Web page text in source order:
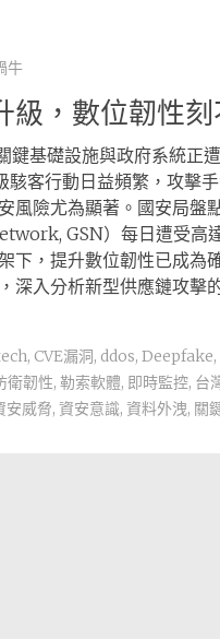
牛
級，數位韌性
基礎設施與政府系統正
駭客行動日益頻繁，攻擊
風險尤為顯著。國安局盤
GSN）每日遭受高
下，提升數位韌性已成
深入分析新型供應鏈攻擊
, CVE漏洞, ddos, Deepfake,
衛韌性, 勒索軟體, 即時監控, 台
安威脅, 資安意識, 資料外洩, 關